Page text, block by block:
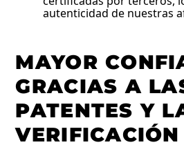
autenticidad de nuestras
MAYOR
GRACIAS A
PATENTES Y